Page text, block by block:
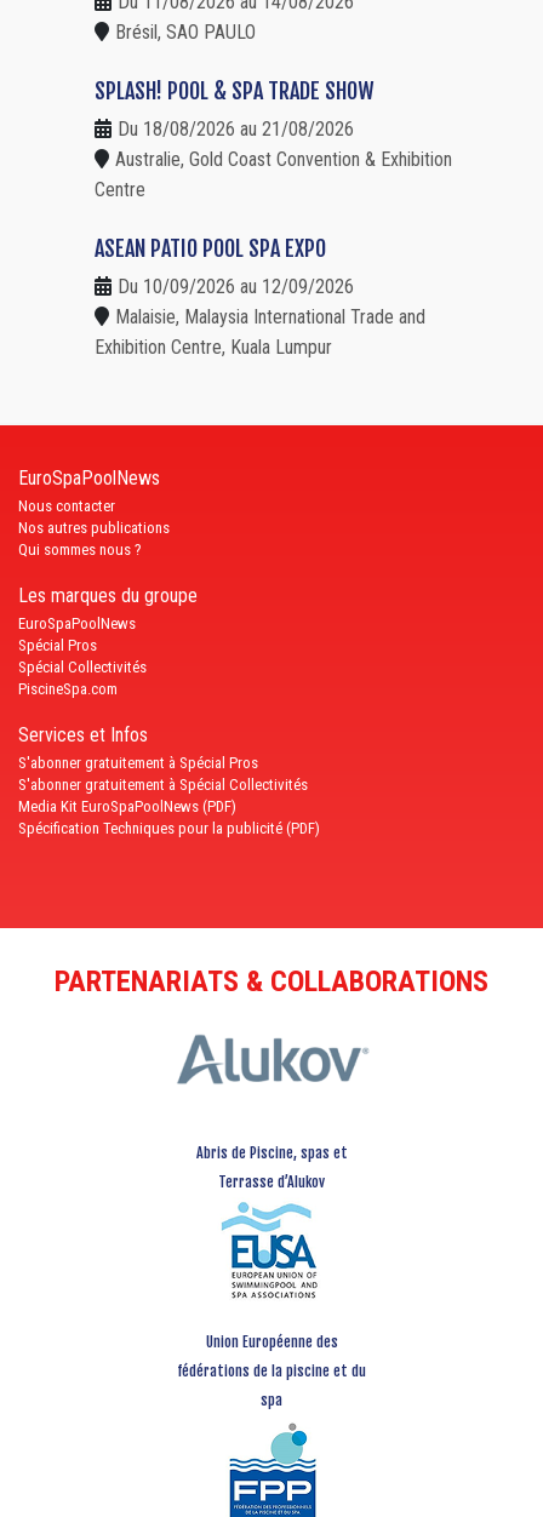
Brésil, SAO PAULO
SPLASH! POOL & SPA TRADE SHOW
Du 18/08/2026 au 21/08/2026
Australie, Gold Coast Convention & Exhibition
Centre
ASEAN PATIO POOL SPA EXPO
Du 10/09/2026 au 12/09/2026
Malaisie, Malaysia International Trade and
Exhibition Centre, Kuala Lumpur
EuroSpaPoolNews
Nous contacter
Nos autres publications
Qui sommes nous ?
Les marques du groupe
EuroSpaPoolNews
Spécial Pros
Spécial Collectivités
PiscineSpa.com
Services et Infos
S'abonner gratuitement à Spécial Pros
S'abonner gratuitement à Spécial Collectivités
Media Kit EuroSpaPoolNews (PDF)
Spécification Techniques pour la publicité (PDF)
PARTENARIATS & COLLABORATIONS
Abris de Piscine, spas et
Terrasse d’Alukov
Union Européenne des
fédérations de la piscine et du
spa